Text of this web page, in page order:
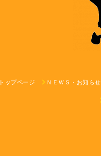
トップページ ＮＥＷＳ・お知らせ